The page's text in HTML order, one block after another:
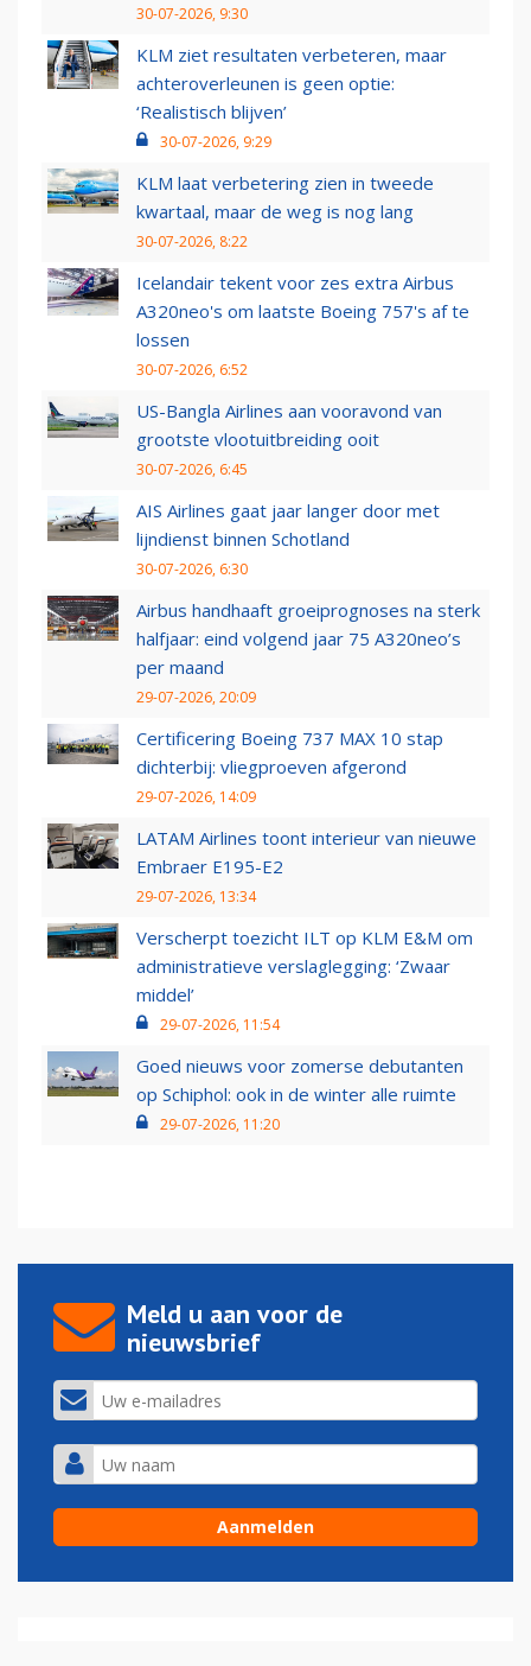
30-07-2026, 9:30
KLM ziet resultaten verbeteren, maar
achteroverleunen is geen optie:
‘Realistisch blijven’
30-07-2026, 9:29
KLM laat verbetering zien in tweede
kwartaal, maar de weg is nog lang
30-07-2026, 8:22
Icelandair tekent voor zes extra Airbus
A320neo's om laatste Boeing 757's af te
lossen
30-07-2026, 6:52
US-Bangla Airlines aan vooravond van
grootste vlootuitbreiding ooit
30-07-2026, 6:45
AIS Airlines gaat jaar langer door met
lijndienst binnen Schotland
30-07-2026, 6:30
Airbus handhaaft groeiprognoses na sterk
halfjaar: eind volgend jaar 75 A320neo’s
per maand
29-07-2026, 20:09
Certificering Boeing 737 MAX 10 stap
dichterbij: vliegproeven afgerond
29-07-2026, 14:09
LATAM Airlines toont interieur van nieuwe
Embraer E195-E2
29-07-2026, 13:34
Verscherpt toezicht ILT op KLM E&M om
administratieve verslaglegging: ‘Zwaar
middel’
29-07-2026, 11:54
Goed nieuws voor zomerse debutanten
op Schiphol: ook in de winter alle ruimte
29-07-2026, 11:20
Meld u aan voor de
nieuwsbrief